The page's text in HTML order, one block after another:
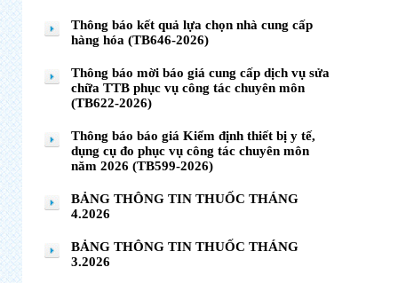
Thông báo kết quả lựa chọn nhà cung cấp
hàng hóa (TB646-2026)
Thông báo mời báo giá cung cấp dịch vụ sửa
chữa TTB phục vụ công tác chuyên môn
(TB622-2026)
Thông báo báo giá Kiểm định thiết bị y tế,
dụng cụ đo phục vụ công tác chuyên môn
năm 2026 (TB599-2026)
BẢNG THÔNG TIN THUỐC THÁNG
4.2026
BẢNG THÔNG TIN THUỐC THÁNG
3.2026